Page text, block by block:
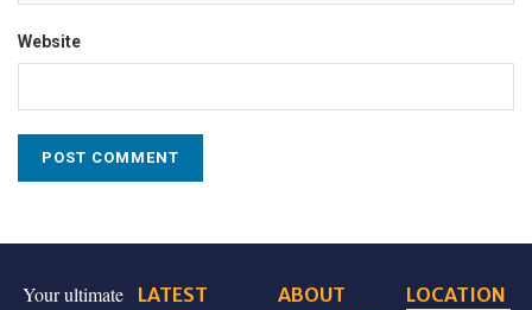
Website
Your ultimate
LATEST
ABOUT
LOCATION